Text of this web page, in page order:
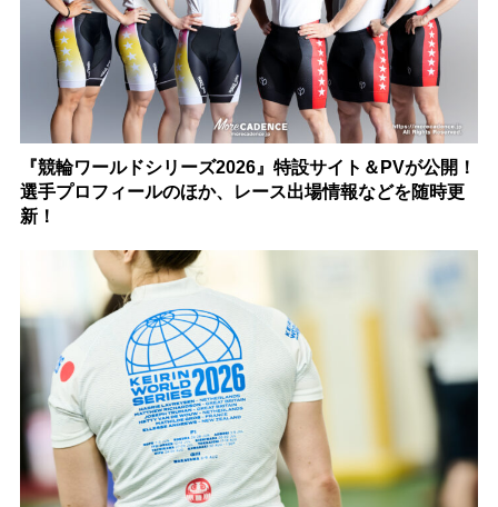
『競輪ワールドシリーズ2026』特設サイト＆PVが公開！
選手プロフィールのほか、レース出場情報などを随時更
新！